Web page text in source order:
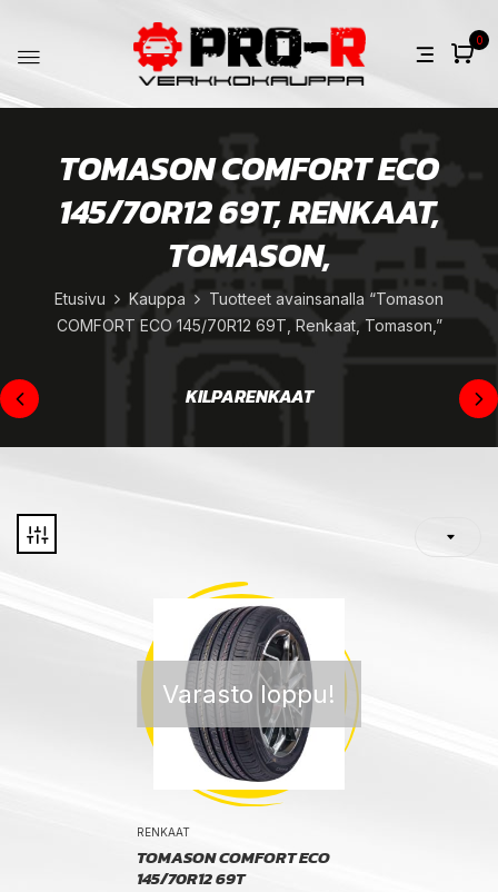
0
TOMASON COMFORT ECO
145/70R12 69T, RENKAAT,
TOMASON,
Etusivu Kauppa
Tuotteet avainsanalla “Tomason
COMFORT ECO 145/70R12 69T, Renkaat, Tomason,”
KILPARENKAAT
Varasto loppu!
RENKAAT
TOMASON COMFORT ECO
145/70R12 69T